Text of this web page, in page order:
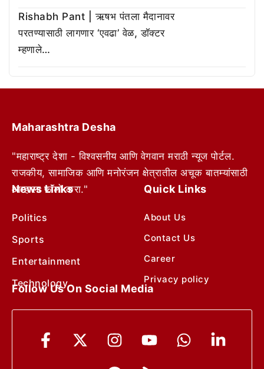
Rishabh Pant | ऋषभ पंतला मैदानावर
परतण्यासाठी लागणार ‘एवढा’ वेळ, डॉक्टर
म्हणाले…
Maharashtra Desha
"महाराष्ट्र देशा - विश्वसनीय आणि वेगवान मराठी न्यूज पोर्टल.
राजकीय, सामाजिक आणि मनोरंजन क्षेत्रातील अचूक बातम्यांसाठी
आम्हाला फॉलो करा."
News Links
Politics
Sports
Entertainment
Technology
Quick Links
About Us
Contact Us
Career
Privacy policy
Follow Us On Social Media